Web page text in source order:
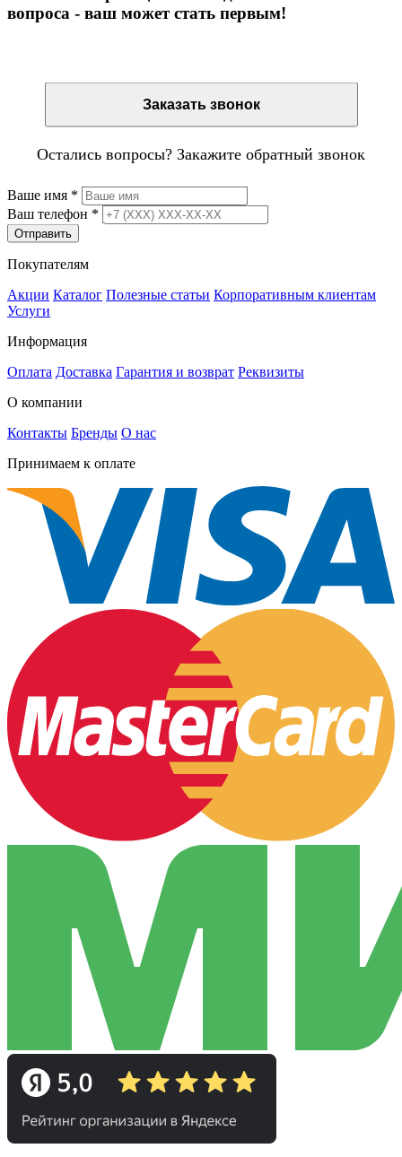
вопроса - ваш может стать первым!
Заказать звонок
Остались вопросы? Закажите обратный звонок
Ваше имя *
Ваш телефон *
Отправить
Покупателям
Акции Каталог Полезные статьи Корпоративным клиентам
Услуги
Информация
Оплата Доставка Гарантия и возврат Реквизиты
О компании
Контакты Бренды О нас
Принимаем к оплате